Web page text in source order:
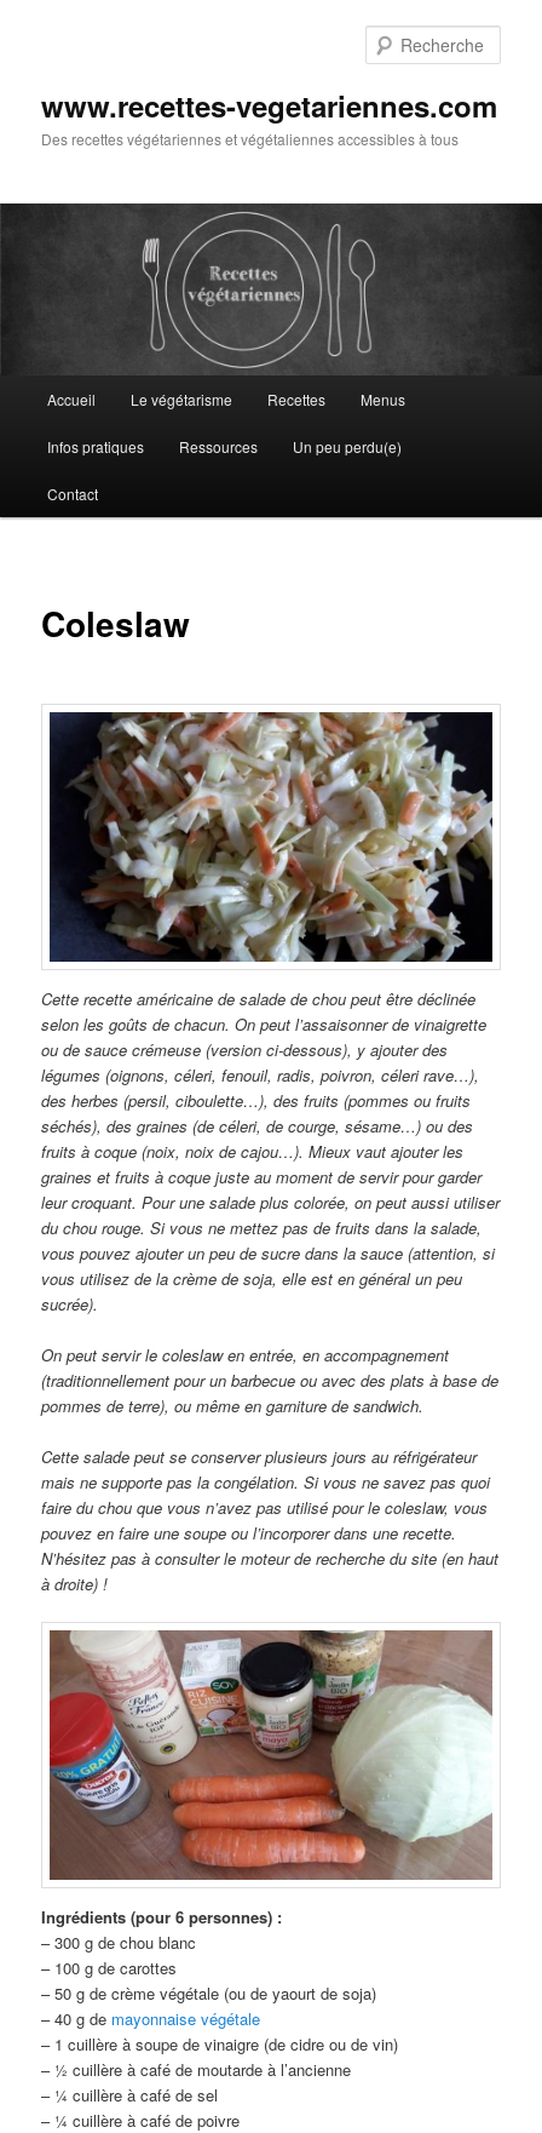
www.recettes-vegetariennes.com
Des recettes végétariennes et végétaliennes accessibles à tous
Accueil Le végétarisme Recettes Menus
Infos pratiques Ressources Un peu perdu(e)
Contact
Coleslaw
Cette recette américaine de salade de chou peut être déclinée
selon les goûts de chacun. On peut l’assaisonner de vinaigrette
ou de sauce crémeuse (version ci-dessous), y ajouter des
légumes (oignons, céleri, fenouil, radis, poivron, céleri rave…),
des herbes (persil, ciboulette…), des fruits (pommes ou fruits
séchés), des graines (de céleri, de courge, sésame…) ou des
fruits à coque (noix, noix de cajou…). Mieux vaut ajouter les
graines et fruits à coque juste au moment de servir pour garder
leur croquant. Pour une salade plus colorée, on peut aussi utiliser
du chou rouge. Si vous ne mettez pas de fruits dans la salade,
vous pouvez ajouter un peu de sucre dans la sauce (attention, si
vous utilisez de la crème de soja, elle est en général un peu
sucrée).
On peut servir le coleslaw en entrée, en accompagnement
(traditionnellement pour un barbecue ou avec des plats à base de
pommes de terre), ou même en garniture de sandwich.
Cette salade peut se conserver plusieurs jours au réfrigérateur
mais ne supporte pas la congélation. Si vous ne savez pas quoi
faire du chou que vous n’avez pas utilisé pour le coleslaw, vous
pouvez en faire une soupe ou l’incorporer dans une recette.
N’hésitez pas à consulter le moteur de recherche du site (en haut
à droite) !
Ingrédients (pour 6 personnes) :
– 300 g de chou blanc
– 100 g de carottes
– 50 g de crème végétale (ou de yaourt de soja)
– 40 g de mayonnaise végétale
– 1 cuillère à soupe de vinaigre (de cidre ou de vin)
– ½ cuillère à café de moutarde à l’ancienne
– ¼ cuillère à café de sel
– ¼ cuillère à café de poivre